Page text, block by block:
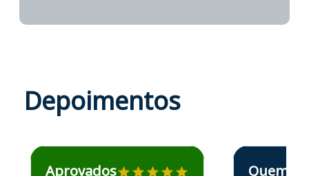
Depoimentos
Estudante José recomenda o Aprova Concursos em
Aprovados
Estudante Elais
Quem